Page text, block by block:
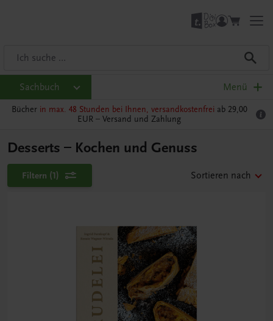
Sachbuch Menü
Bücher in max. 48 Stunden bei Ihnen, versandkostenfrei ab 29,00
EUR – Versand und Zahlung
Desserts – Kochen und Genuss
Filtern (1) Sortieren nach